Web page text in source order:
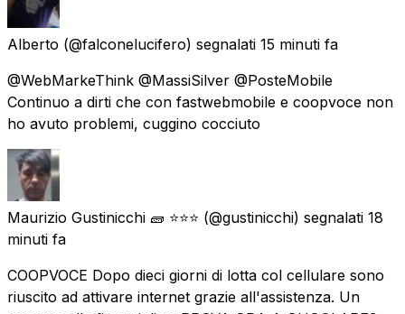
Alberto (@falconelucifero) segnalati 15 minuti fa
@WebMarkeThink @MassiSilver @PosteMobile
Continuo a dirti che con fastwebmobile e coopvoce non
ho avuto problemi, cuggino cocciuto
Maurizio Gustinicchi 🧱 ⭐⭐⭐ (@gustinicchi) segnalati 18
minuti fa
COOPVOCE Dopo dieci giorni di lotta col cellulare sono
riuscito ad attivare internet grazie all'assistenza. Un